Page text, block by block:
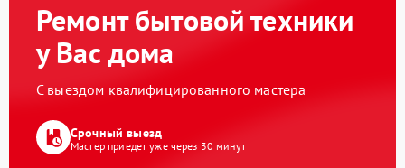
Ремонт бытовой техники
у Вас дома
С выездом квалифицированного мастера
Срочный выезд
Мастер приедет уже через 30 минут